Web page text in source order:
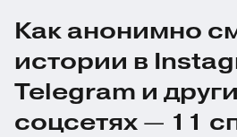
Как анонимно
истории в
Telegram и
соцсетях — 11